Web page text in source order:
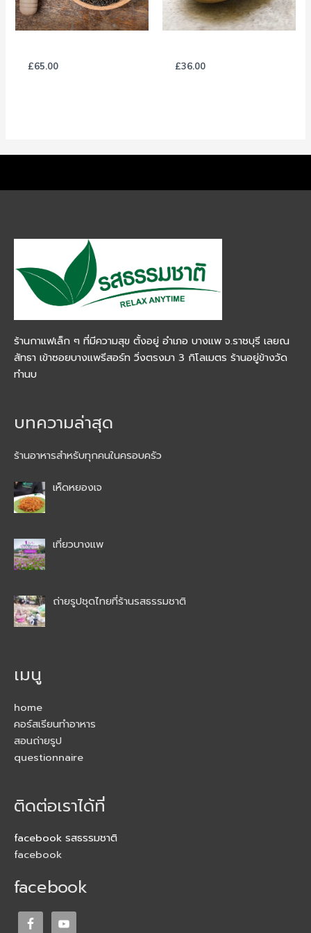
£65.00 £36.00
ร้านกาแฟเล็ก ๆ ที่มีความสุข ตั้งอยู่ อำเภอ บางแพ จ.ราชบุรี เลยณ
สัทธา เข้าซอยบางแพรีสอร์ท วิ่งตรงมา 3 กิโลเมตร ร้านอยู่ข้างวัด
ทำนบ
บทความล่าสุด
ร้านอาหารสำหรับทุกคนในครอบครัว
เห็ดหยองเจ
เที่ยวบางแพ
ถ่ายรูปชุดไทยที่ร้านรสธรรมชาติ
เมนู
home
คอร์สเรียนทำอาหาร
สอนถ่ายรูป
questionnaire
ติดต่อเราได้ที่
facebook รสธรรมชาติ
facebook
facebook